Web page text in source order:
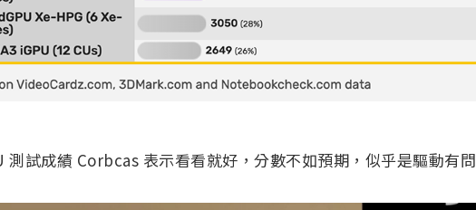
測試成績 Corbcas 表示看看就好，分數不如預期，似乎是驅動有問